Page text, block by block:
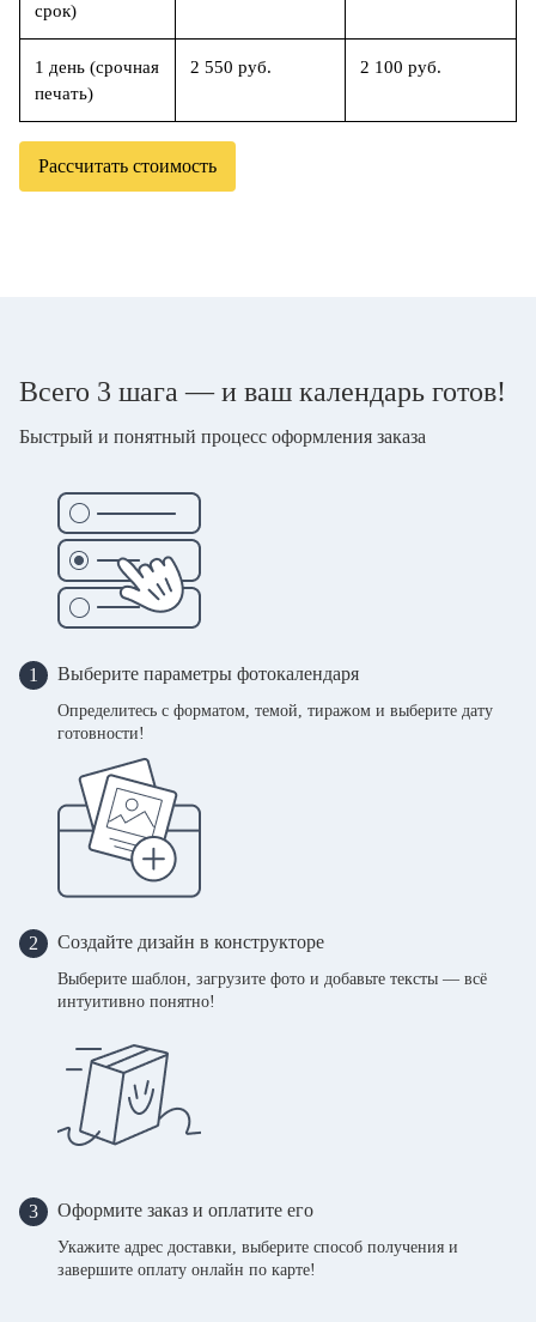
срок)
1 день (срочная
печать)
2 550 руб. 2 100 руб.
Рассчитать стоимость
Всего 3 шага — и ваш календарь готов!
Быстрый и понятный процесс оформления заказа
1 Выберите параметры фотокалендаря
Определитесь с форматом, темой, тиражом и выберите дату
готовности!
2 Создайте дизайн в конструкторе
Выберите шаблон, загрузите фото и добавьте тексты — всё
интуитивно понятно!
3 Оформите заказ и оплатите его
Укажите адрес доставки, выберите способ получения и
завершите оплату онлайн по карте!